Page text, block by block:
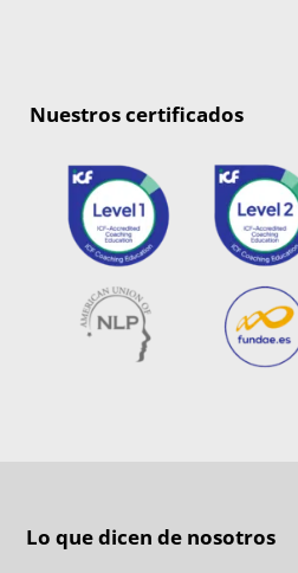
Nuestros certificados
Lo que dicen de nosotros